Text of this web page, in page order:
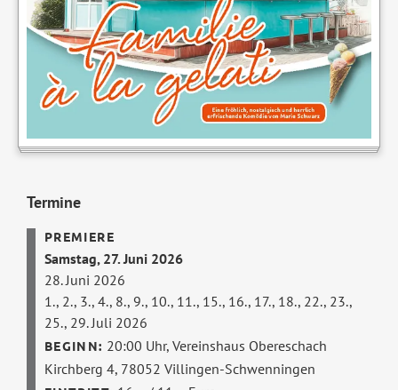
Termine
Samstag, 27. Juni 2026
28. Juni 2026
1., 2., 3., 4., 8., 9., 10., 11., 15., 16., 17., 18., 22., 23.,
25., 29. Juli 2026
20:00 Uhr,Vereinshaus Obereschach
Kirchberg 4, 78052 Villingen-Schwenningen